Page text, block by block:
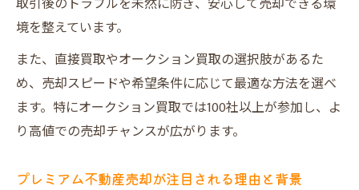
取引後のトラブルを未然に防ぎ、安心して売却できる環
境を整えています。
また、直接買取やオークション買取の選択肢があるた
め、売却スピードや希望条件に応じて最適な方法を選べ
ます。特にオークション買取では100社以上が参加し、よ
り高値での売却チャンスが広がります。
プレミアム不動産売却が注目される理由と背景